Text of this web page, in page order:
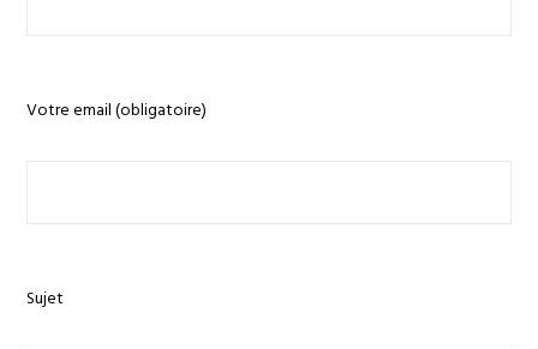
Votre email (obligatoire)
Sujet